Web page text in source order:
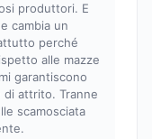
produttori. E
cambia un
perché
alle mazze
garantiscono
di attrito. Tranne
scamosciata